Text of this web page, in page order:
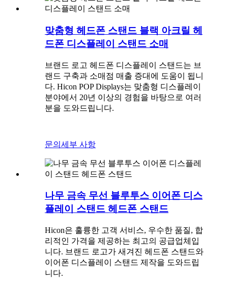
맞춤형 헤드폰 스탠드 블랙 아크릴 헤
드폰 디스플레이 스탠드 소매
브랜드 로고 헤드폰 디스플레이 스탠드는 브
랜드 구축과 소매점 매출 증대에 도움이 됩니
다. Hicon POP Displays는 맞춤형 디스플레이
분야에서 20년 이상의 경험을 바탕으로 여러
분을 도와드립니다.
문의 세부 사항
나무 금속 무선 블루투스 이어폰 디스
플레이 스탠드 헤드폰 스탠드
Hicon은 훌륭한 고객 서비스, 우수한 품질, 합
리적인 가격을 제공하는 최고의 공급업체입
니다. 브랜드 로고가 새겨진 헤드폰 스탠드와
이어폰 디스플레이 스탠드 제작을 도와드립
니다.